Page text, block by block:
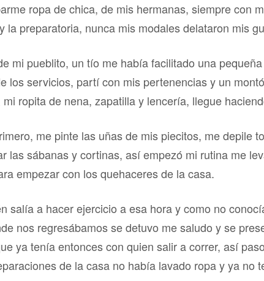
ropa de chica, de mis hermanas, siempre con
preparatoria, nunca mis modales delataron mis
mi pueblito, un tío me había facilitado una
los servicios, partí con mis pertenencias y un
ropita de nena, zapatilla y lencería, llegue
me pinte las uñas de mis piecitos, me depile
las sábanas y cortinas, así empezó mi rutina me
empezar con los quehaceres de la casa.
salía a hacer ejercicio a esa hora y como no
nos regresábamos se detuvo me saludo y se
ya tenía entonces con quien salir a correr, así
de la casa no había lavado ropa y ya no